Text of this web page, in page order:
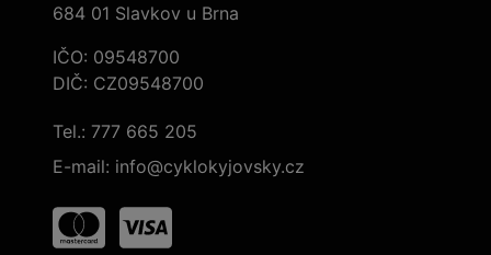
684 01 Slavkov u Brna
IČO: 09548700
DIČ: CZ09548700
Tel.: 777 665 205
E-mail: info@cyklokyjovsky.cz